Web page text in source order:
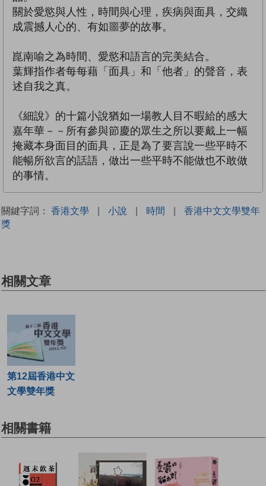
關於愛慾與人性，時間與心理，疾病與面具，交織
成震撼人​心的、有如噩夢的故事。
崑南喻之為時間、愛慾和語言的完美結合。
葉輝指作者每每藉「面具」和「他者」的聲音，表
述自我之​真。
《細說》的十篇小說猶如一場教人目不暇給的感大
嘉年華－​－所有參與節慶的眾生之所以要戴上一幅
掩藏本身面目的面​具，正是為了要言說一些平時不
能暢所欲言的話語，做出一​些平時不能做也不敢做
的事情。
關鍵字詞： 香港文學 | 小說 | 時間 |
香港中文文學雙年
獎
相關文章
第12屆香港中文
文學雙年獎
相關書籍